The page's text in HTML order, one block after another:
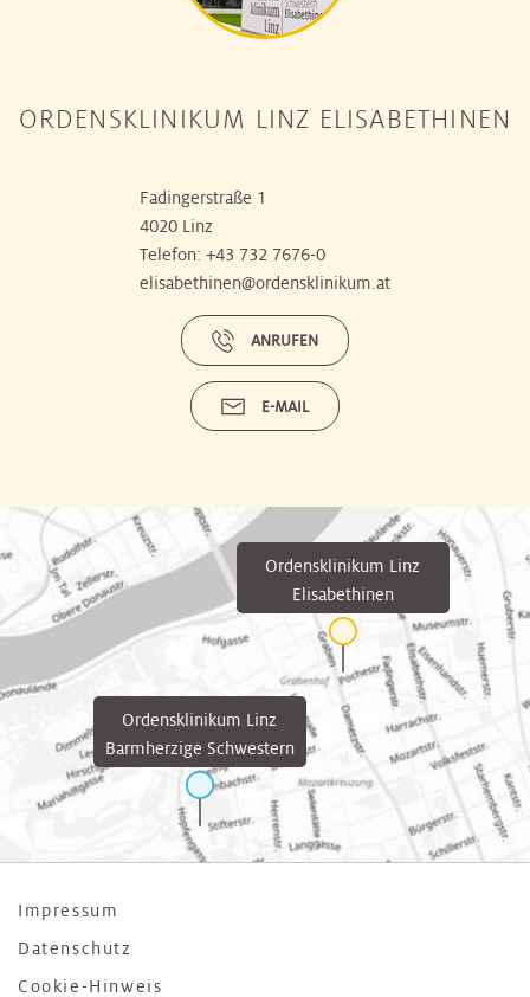
ORDENSKLINIKUM LINZ ELISABETHINEN
Fadingerstraße 1
4020 Linz
Telefon: +43 732 7676-0
elisabethinen@ordensklinikum.at
ANRUFEN
E-MAIL
Ordensklinikum Linz
Barmherzige Schwestern
Ordensklinikum Linz
Elisabethinen
Impressum
Datenschutz
Cookie-Hinweis